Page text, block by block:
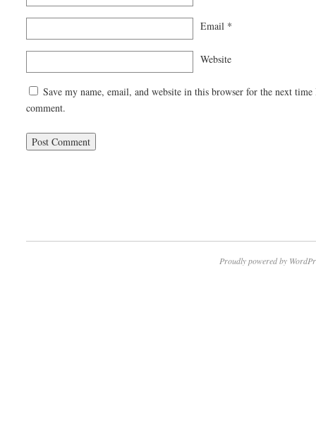
Email *
Website
Save my name, email, and website in this browser for the next
comment.
Proudly powered by